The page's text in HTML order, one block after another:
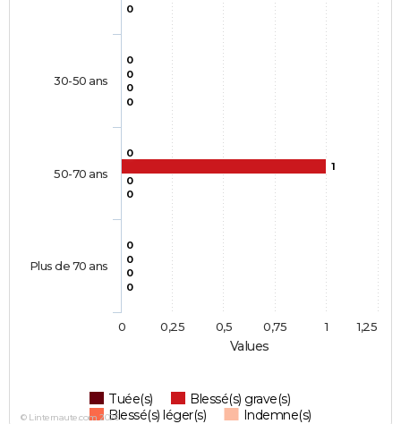
Values
0
0
0
0
1
0
0
0
0
0
0
0
0
Tuée(s)
Blessé(s) grave(s)
Blessé(s) léger(s)
Indemne(s)
30-50 ans
50-70 ans
Plus de 70 ans
0 1
0,25 0,5 0,75 1,25
© Linternaute.com 2026